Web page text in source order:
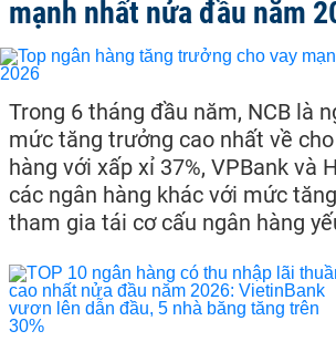
mạnh nhất nửa đầu năm
Trong 6 tháng đầu năm, NCB là
mức tăng trưởng cao nhất về
hàng với xấp xỉ 37%, VPBank và
các ngân hàng khác với mức
tham gia tái cơ cấu ngân hàng